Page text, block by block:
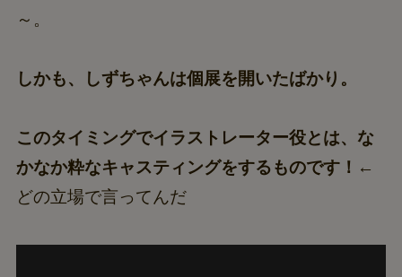
～。
しかも、しずちゃんは個展を開いたばかり。
このタイミングでイラストレーター役とは、な
かなか粋なキャスティングをするものです！ ←
どの立場で言ってんだ